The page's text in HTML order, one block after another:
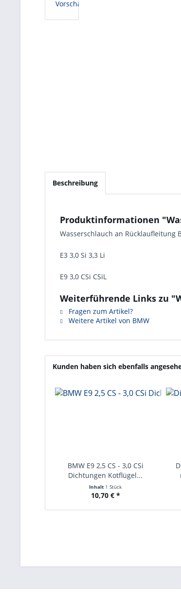
Beschreibung
Produktinformationen
Wasserschlauch an Rücklaufleitung
E3 3,0 Si 3,3 Li
E9 3,0 CSi CSiL
Weiterführende Links zu
Fragen zum Artikel?
Weitere Artikel von BMW
Kunden haben sich ebenfalls
BMW E9 2,5 CS - 3,0 CSi
Dichtungen Kotflügel...
Inhalt 1 Stück
10,70 € *